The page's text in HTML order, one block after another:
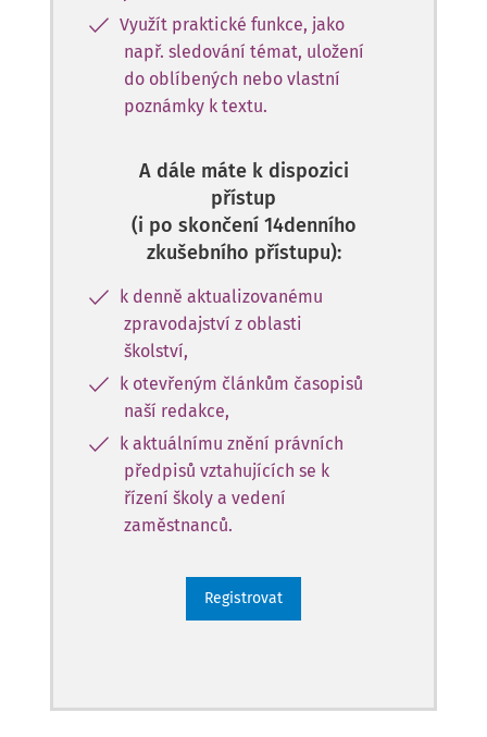
Využít praktické funkce, jako
např. sledování témat, uložení
do oblíbených nebo vlastní
poznámky k textu.
A dále máte k dispozici
přístup
(i po skončení 14denního
zkušebního přístupu):
k denně aktualizovanému
zpravodajství z oblasti
školství,
k otevřeným článkům časopisů
naší redakce,
k aktuálnímu znění právních
předpisů vztahujících se k
řízení školy a vedení
zaměstnanců.
Registrovat